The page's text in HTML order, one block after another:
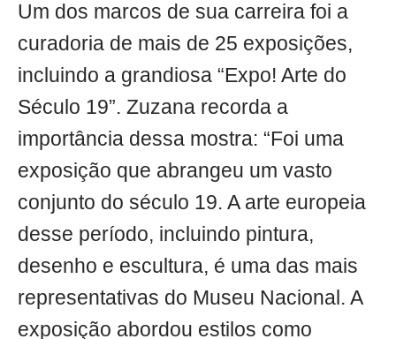
Um dos marcos de sua carreira foi a
curadoria de mais de 25 exposições,
incluindo a grandiosa “Expo! Arte do
Século 19”. Zuzana recorda a
importância dessa mostra: “Foi uma
exposição que abrangeu um vasto
conjunto do século 19. A arte europeia
desse período, incluindo pintura,
desenho e escultura, é uma das mais
representativas do Museu Nacional. A
exposição abordou estilos como